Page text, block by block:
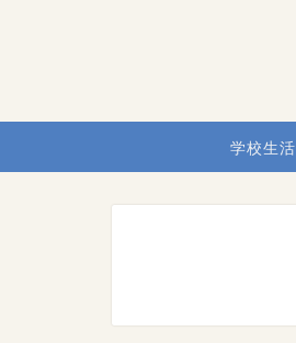
学校生活